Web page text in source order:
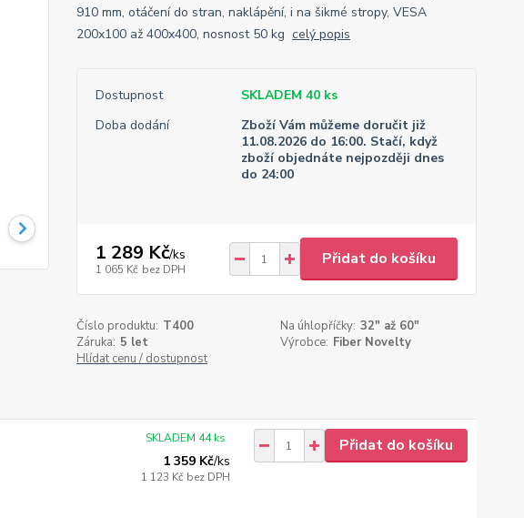
910 mm, otáčení do stran, naklápění, i na šikmé stropy, VESA
200x100 až 400x400, nosnost 50 kg celý popis
Dostupnost
SKLADEM 40 ks
Doba dodání
Zboží Vám můžeme doručit již
11.08.2026 do 16:00. Stačí, když
zboží objednáte nejpozději dnes
do 24:00
1 289 Kč/ks
1 065 Kč bez DPH
Přidat do košíku
Číslo produktu: T400 Na úhlopříčky: 32" až 60"
Záruka: 5 let Výrobce: Fiber Novelty
Hlídat cenu / dostupnost
1 359 Kč/ks
1 123 Kč bez DPH
SKLADEM 44 ks Přidat do košíku